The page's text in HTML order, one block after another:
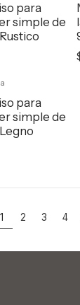
para
simple de
para
simple de
1 2 3 4